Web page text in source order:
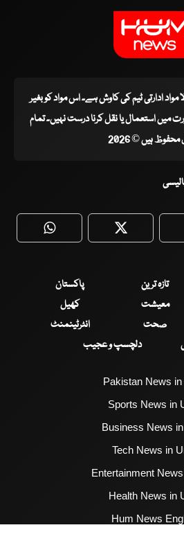
مواد ادارتی ٹیم کی کاوش ہے۔ اس مواد کو بغیر
استعمال یا نقل کرنا درست نہیں۔ تمام
ہیں © 2026
WhatsApp Twitter
تازہ ترین
پاکستان
معیشت
کھیل
صحت
انٹرٹینمنٹ
دلچسپ و عجیب
Pakistan News
Sports News in
Business News
Tech News in
Entertainment
Health News in
Hum News